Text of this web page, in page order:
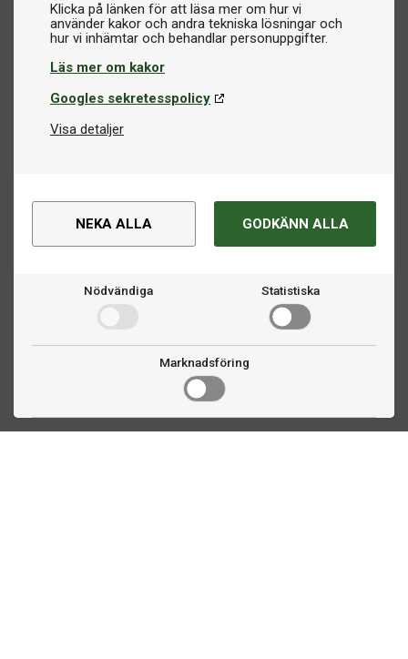
Klicka på länken för att läsa mer om hur vi
använder kakor och andra tekniska lösningar och
Läs mer om kakor
Googles sekretesspolicy
Visa detaljer
NEKA ALLA GODKÄNN ALLA
Nödvändiga Statistiska
Marknadsföring